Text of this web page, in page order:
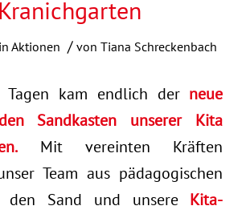
Kranichgarten
in Aktionen / von Tiana Schreckenbach
Tagen kam endlich der neue
Sandkasten unserer Kita
Mit vereinten Kräften
Team aus pädagogischen
den Sand und unsere Kita-